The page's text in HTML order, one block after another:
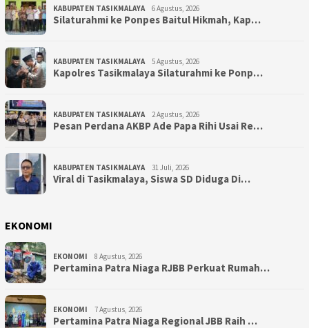
KABUPATEN TASIKMALAYA 6 Agustus, 2026
Silaturahmi ke Ponpes Baitul Hikmah, Kap…
KABUPATEN TASIKMALAYA 5 Agustus, 2026
Kapolres Tasikmalaya Silaturahmi ke Ponp…
KABUPATEN TASIKMALAYA 2 Agustus, 2026
Pesan Perdana AKBP Ade Papa Rihi Usai Re…
KABUPATEN TASIKMALAYA 31 Juli, 2026
Viral di Tasikmalaya, Siswa SD Diduga Di…
EKONOMI
EKONOMI 8 Agustus, 2026
Pertamina Patra Niaga RJBB Perkuat Rumah…
EKONOMI 7 Agustus, 2026
Pertamina Patra Niaga Regional JBB Raih …